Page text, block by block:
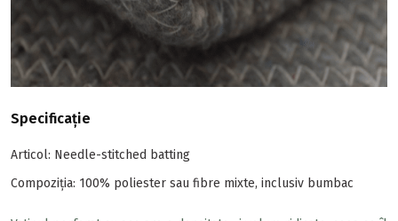
Specificație
Articol: Needle-stitched batting
Compoziția: 100% poliester sau fibre mixte, inclusiv bumbac